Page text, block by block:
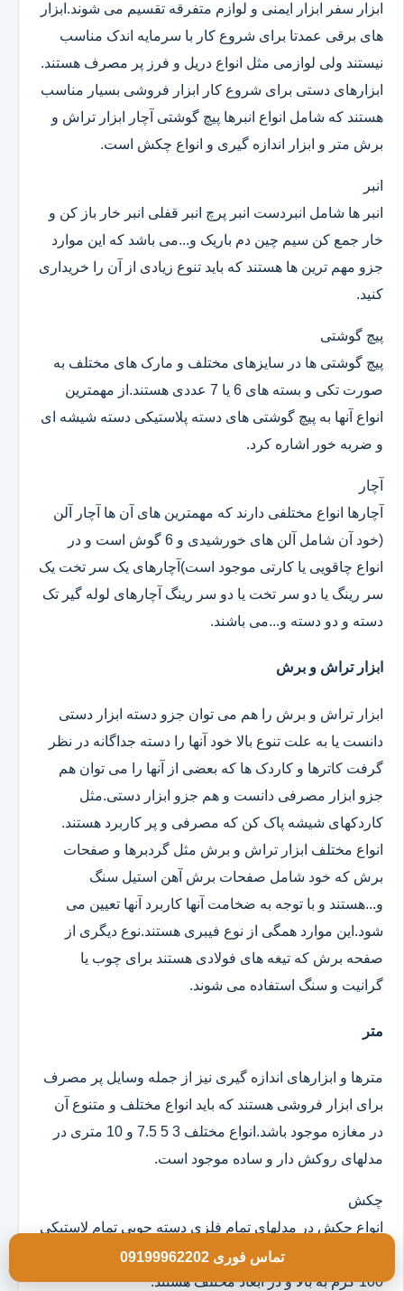
ابزار سفر ابزار ایمنی و لوازم متفرقه تقسیم می شوند.ابزار
های برقی عمدتا برای شروع کار با سرمایه اندک مناسب
نیستند ولی لوازمی مثل انواع دریل و فرز پر مصرف هستند.
ابزارهای دستی برای شروع کار ابزار فروشی بسیار مناسب
هستند که شامل انواع انبرها پیچ گوشتی آچار ابزار تراش و
برش متر و ابزار اندازه گیری و انواع چکش است.
انبر
انبر ها شامل انبردست انبر پرچ انبر قفلی انبر خار باز کن و
خار جمع کن سیم چین دم باریک و...می باشد که این موارد
جزو مهم ترین ها هستند که باید تنوع زیادی از آن را خریداری
کنید.
پیچ گوشتی
پیچ گوشتی ها در سایزهای مختلف و مارک های مختلف به
صورت تکی و بسته های 6 یا 7 عددی هستند.از مهمترین
انواع آنها به پیچ گوشتی های دسته پلاستیکی دسته شیشه ای
و ضربه خور اشاره کرد.
آچار
آچارها انواع مختلفی دارند که مهمترین های آن ها آچار آلن
(خود آن شامل آلن های خورشیدی و 6 گوش است و در
انواع چاقویی یا کارتی موجود است)آچارهای یک سر تخت یک
سر رینگ یا دو سر تخت یا دو سر رینگ آچارهای لوله گیر تک
دسته و دو دسته و...می باشند.
ابزار تراش و برش
ابزار تراش و برش را هم می توان جزو دسته ابزار دستی
دانست یا به علت تنوع بالا خود آنها را دسته جداگانه در نظر
گرفت کاترها و کاردک ها که بعضی از آنها را می توان هم
جزو ابزار مصرفی دانست و هم جزو ابزار دستی.مثل
کاردکهای شیشه پاک کن که مصرفی و پر کاربرد هستند.
انواع مختلف ابزار تراش و برش مثل گردبرها و صفحات
برش که خود شامل صفحات برش آهن استیل سنگ
و...هستند و با توجه به ضخامت آنها کاربرد آنها تعیین می
شود.این موارد همگی از نوع فیبری هستند.نوع دیگری از
صفحه برش که تیغه های فولادی هستند برای چوب یا
گرانیت و سنگ استفاده می شوند.
متر
مترها و ابزارهای اندازه گیری نیز از جمله وسایل پر مصرف
برای ابزار فروشی هستند که باید انواع مختلف و متنوع آن
در مغازه موجود باشد.انواع مختلف 3 5 7.5 و 10 متری در
مدلهای روکش دار و ساده موجود است.
چکش
انواع چکش در مدلهای تمام فلزی دسته چوبی تمام لاستیکی
و ژله ای موجود است که خود آنها در وزن های مختلف از
100 گرم به بالا و در ابعاد مختلف هستند.
تماس فوری 09199962202